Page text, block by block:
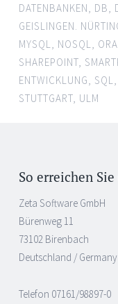
DATENBANKEN
DB
GEISLINGEN.
MYSQL
NOSQL
SHAREPOINT
ENTWICKLUNG
SQL
STUTTGART ULM
So erreichen Sie
Zeta Software GmbH
Bürenweg 11
73102 Birenbach
Deutschland / Germany
Telefon 07161/98897-0